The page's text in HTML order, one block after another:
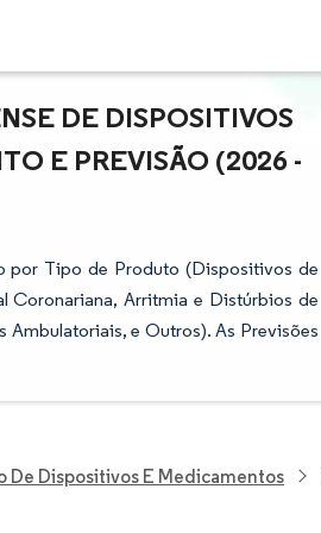
DE DISPOSITIVOS
E PREVISÃO (2026 -
por Tipo de Produto (Dispositivos de
Coronariana, Arritmia e Distúrbios de
e Outros). As Previsões
De Dispositivos E Medicamentos